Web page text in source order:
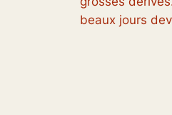
beaux jours